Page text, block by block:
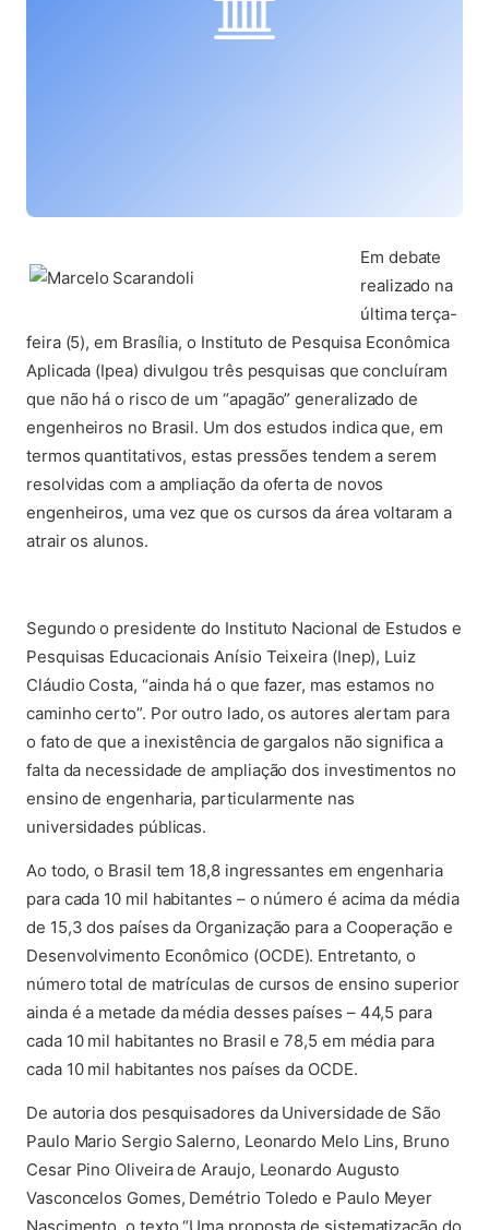
Em debate
realizado na
última terça-
feira (5), em Brasília, o Instituto de Pesquisa Econômica
Aplicada (Ipea) divulgou três pesquisas que concluíram
que não há o risco de um “apagão” generalizado de
engenheiros no Brasil. Um dos estudos indica que, em
termos quantitativos, estas pressões tendem a serem
resolvidas com a ampliação da oferta de novos
engenheiros, uma vez que os cursos da área voltaram a
atrair os alunos.
Segundo o presidente do Instituto Nacional de Estudos e
Pesquisas Educacionais Anísio Teixeira (Inep), Luiz
Cláudio Costa, “ainda há o que fazer, mas estamos no
caminho certo”. Por outro lado, os autores alertam para
o fato de que a inexistência de gargalos não significa a
falta da necessidade de ampliação dos investimentos no
ensino de engenharia, particularmente nas
universidades públicas.
Ao todo, o Brasil tem 18,8 ingressantes em engenharia
para cada 10 mil habitantes – o número é acima da média
de 15,3 dos países da Organização para a Cooperação e
Desenvolvimento Econômico (OCDE). Entretanto, o
número total de matrículas de cursos de ensino superior
ainda é a metade da média desses países – 44,5 para
cada 10 mil habitantes no Brasil e 78,5 em média para
cada 10 mil habitantes nos países da OCDE.
De autoria dos pesquisadores da Universidade de São
Paulo Mario Sergio Salerno, Leonardo Melo Lins, Bruno
Cesar Pino Oliveira de Araujo, Leonardo Augusto
Vasconcelos Gomes, Demétrio Toledo e Paulo Meyer